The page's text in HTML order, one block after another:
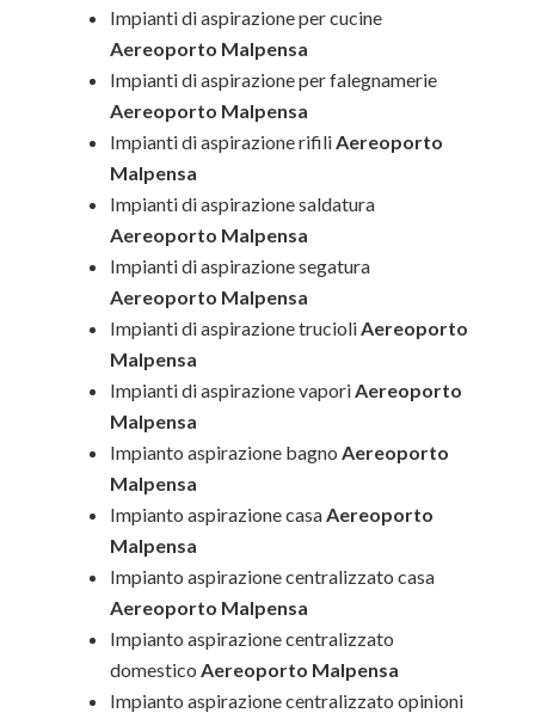
Impianti di aspirazione per cucine
Aereoporto Malpensa
Impianti di aspirazione per falegnamerie
Aereoporto Malpensa
Impianti di aspirazione rifiliAereoporto
Malpensa
Impianti di aspirazione saldatura
Aereoporto Malpensa
Impianti di aspirazione segatura
Aereoporto Malpensa
Impianti di aspirazione trucioliAereoporto
Malpensa
Impianti di aspirazione vaporiAereoporto
Malpensa
Impianto aspirazione bagno Aereoporto
Malpensa
Impianto aspirazione casaAereoporto
Malpensa
Impianto aspirazione centralizzato casa
Aereoporto Malpensa
Impianto aspirazione centralizzato
domestico Aereoporto Malpensa
Impianto aspirazione centralizzato opinioni